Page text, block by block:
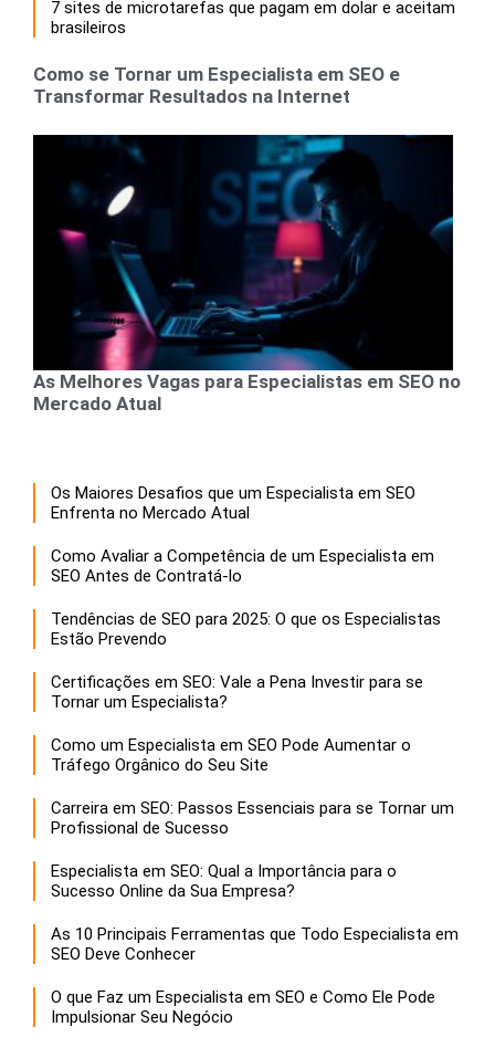
7 sites de microtarefas que pagam em dolar e aceitam
brasileiros
Como se Tornar um Especialista em SEO e
Transformar Resultados na Internet
As Melhores Vagas para Especialistas em SEO no
Mercado Atual
Os Maiores Desafios que um Especialista em SEO
Enfrenta no Mercado Atual
Como Avaliar a Competência de um Especialista em
SEO Antes de Contratá-lo
Tendências de SEO para 2025: O que os Especialistas
Estão Prevendo
Certificações em SEO: Vale a Pena Investir para se
Tornar um Especialista?
Como um Especialista em SEO Pode Aumentar o
Tráfego Orgânico do Seu Site
Carreira em SEO: Passos Essenciais para se Tornar um
Profissional de Sucesso
Especialista em SEO: Qual a Importância para o
Sucesso Online da Sua Empresa?
As 10 Principais Ferramentas que Todo Especialista em
SEO Deve Conhecer
O que Faz um Especialista em SEO e Como Ele Pode
Impulsionar Seu Negócio